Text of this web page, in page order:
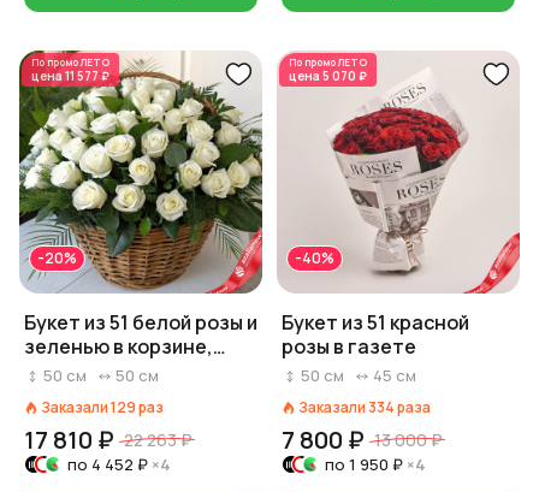
По промоЛЕТО
цена 11 577 ₽
-20%
Букет из 51 белой розы и
зеленью в корзине,
Россия, 50 см
50 см 50 см
Заказали129раз
17 810 ₽ 22 263 ₽
по 4 452 ₽ ×4
По промоЛЕТО
цена 5 070 ₽
-40%
Букет из 51 красной
розы в газете
50 см 45 см
Заказали 334раза
7 800 ₽ 13 000 ₽
по 1 950 ₽ ×4